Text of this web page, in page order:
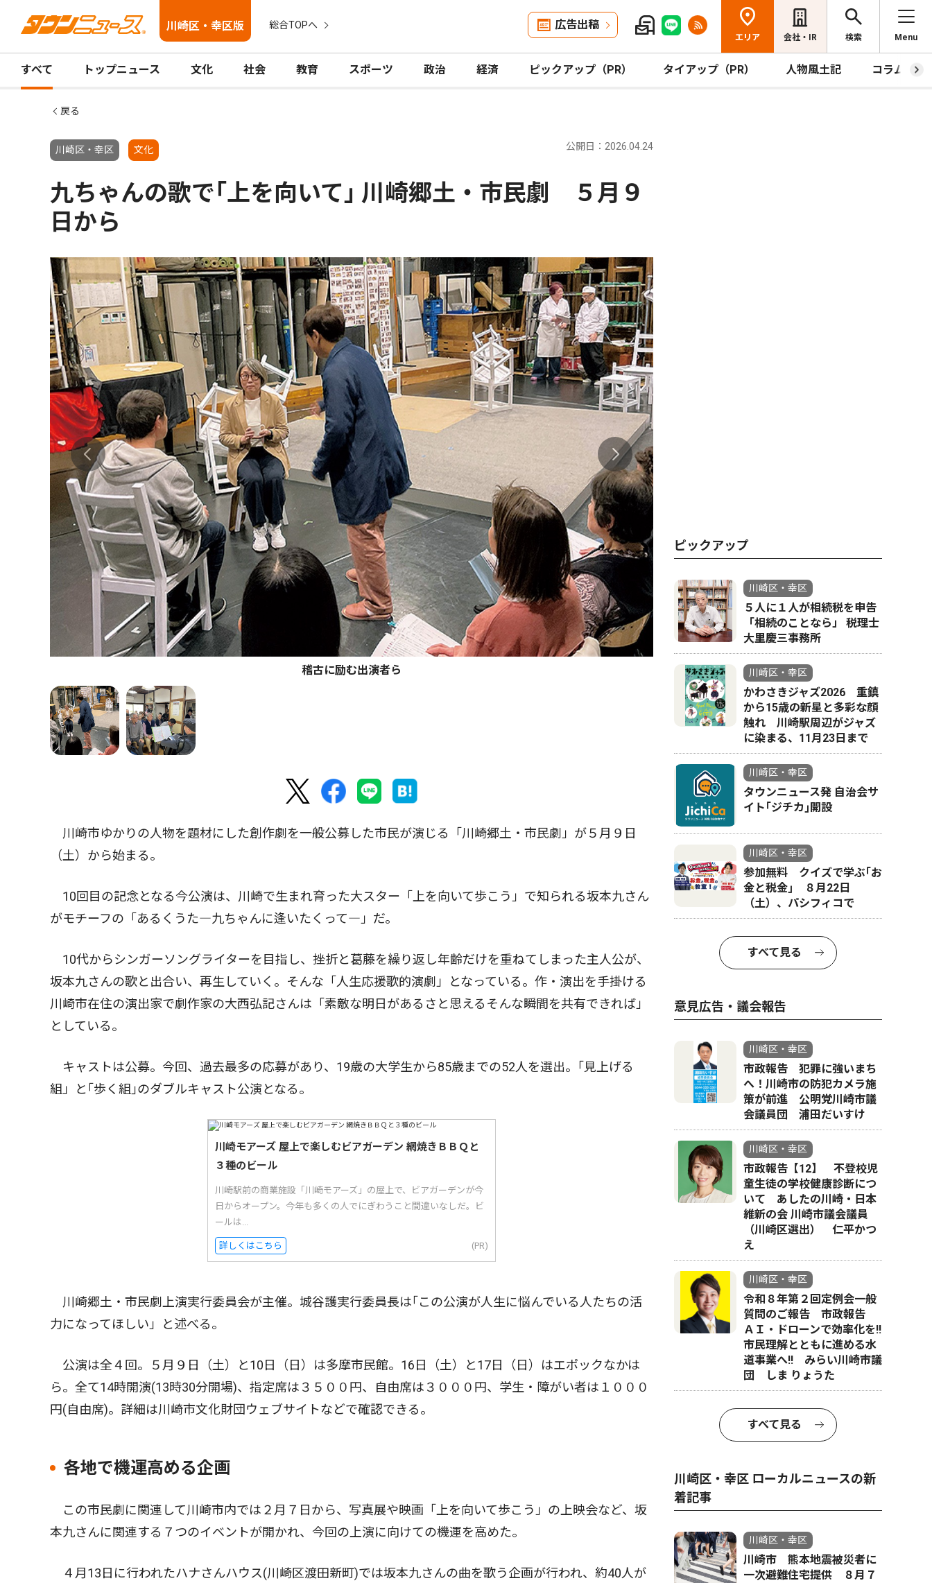
川崎区・幸区版 総合TOPへ 広告出稿
エリア 会社・IR 検索 Menu
すべて トップニュース 文化 社会 教育 スポーツ 政治 経済 ピックアップ（PR） タイアップ（PR） 人物風土記 コラム
戻る
川崎区・幸区 文化 公開日：2026.04.24
九ちゃんの歌で｢上を向いて｣ 川崎郷土・市民劇 ５月９
日から
稽古に励む出演者ら
ハナさんハ
川崎市ゆかりの人物を題材にした創作劇を一般公募した市民が演じる「川崎郷土・市民劇」が５月９日
（土）から始まる。
10回目の記念となる今公演は、川崎で生まれ育った大スター「上を向いて歩こう」で知られる坂本九さん
がモチーフの「あるくうた―九ちゃんに逢いたくって―」だ。
10代からシンガーソングライターを目指し、挫折と葛藤を繰り返し年齢だけを重ねてしまった主人公が、
坂本九さんの歌と出合い、再生していく。そんな「人生応援歌的演劇」となっている。作・演出を手掛ける
川崎市在住の演出家で劇作家の大西弘記さんは「素敵な明日があるさと思えるそんな瞬間を共有できれば」
としている。
キャストは公募。今回、過去最多の応募があり、19歳の大学生から85歳までの52人を選出。｢見上げる
組」と｢歩く組｣のダブルキャスト公演となる。
川崎モアーズ 屋上で楽しむビアガーデン 網焼きＢＢＱと
３種のビール
川崎駅前の商業施設「川崎モアーズ」の屋上で、ビアガーデンが今
日からオープン。今年も多くの人でにぎわうこと間違いなしだ。ビ
ールは...
詳しくはこちら (PR)
川崎郷土・市民劇上演実行委員会が主催。城谷護実行委員長は｢この公演が人生に悩んでいる人たちの活
力になってほしい」と述べる。
公演は全４回。５月９日（土）と10日（日）は多摩市民館。16日（土）と17日（日）はエポックなかは
ら。全て14時開演(13時30分開場)、指定席は３５００円、自由席は３０００円、学生・障がい者は１０００
円(自由席)。詳細は川崎市文化財団ウェブサイトなどで確認できる。
各地で機運高める企画
この市民劇に関連して川崎市内では２月７日から、写真展や映画「上を向いて歩こう」の上映会など、坂
本九さんに関連する７つのイベントが開かれ、今回の上演に向けての機運を高めた。
４月13日に行われたハナさんハウス(川崎区渡田新町)では坂本九さんの曲を歌う企画が行われ、約40人が
ピックアップ
川崎区・幸区
５人に１人が相続税を申告
「相続のことなら」 税理士
大里慶三事務所
川崎区・幸区
かわさきジャズ2026 重鎮
から15歳の新星と多彩な顔
触れ 川崎駅周辺がジャズ
に染まる、11月23日まで
川崎区・幸区
タウンニュース発 自治会サ
イト｢ジチカ｣開設
川崎区・幸区
参加無料 クイズで学ぶ｢お
金と税金｣ ８月22日
（土）、パシフィコで
すべて見る
意見広告・議会報告
川崎区・幸区
市政報告 犯罪に強いまち
へ！川崎市の防犯カメラ施
策が前進 公明党川崎市議
会議員団 浦田だいすけ
川崎区・幸区
市政報告【12】 不登校児
童生徒の学校健康診断につ
いて あしたの川崎・日本
維新の会 川崎市議会議員
（川崎区選出） 仁平かつ
え
川崎区・幸区
令和８年第２回定例会一般
質問のご報告 市政報告
ＡＩ・ドローンで効率化を!!
市民理解とともに進める水
道事業へ!! みらい川崎市議
団 しま りょうた
すべて見る
川崎区・幸区 ローカルニュースの新
着記事
川崎区・幸区
川崎市 熊本地震被災者に
一次避難住宅提供 ８月７